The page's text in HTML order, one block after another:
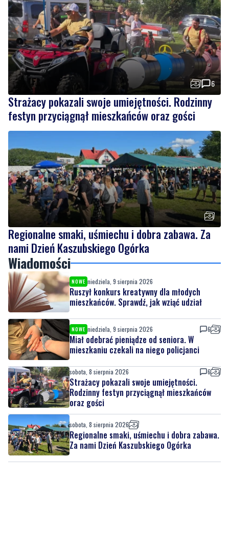
6
Strażacy pokazali swoje umiejętności. Rodzinny
festyn przyciągnął mieszkańców oraz gości
Regionalne smaki, uśmiechu i dobra zabawa. Za
nami Dzień Kaszubskiego Ogórka
Wiadomości
NOWE niedziela, 9 sierpnia 2026
Ruszył konkurs kreatywny dla młodych
mieszkańców. Sprawdź, jak wziąć udział
NOWE niedziela, 9 sierpnia 2026 6
Miał odebrać pieniądze od seniora. W
mieszkaniu czekali na niego policjanci
sobota, 8 sierpnia 2026 6
Strażacy pokazali swoje umiejętności.
Rodzinny festyn przyciągnął mieszkańców
oraz gości
sobota, 8 sierpnia 2026
Regionalne smaki, uśmiechu i dobra zabawa.
Za nami Dzień Kaszubskiego Ogórka